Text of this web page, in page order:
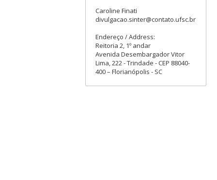
Caroline Finati
divulgacao.sinter@contato.ufsc.br
Endereço / Address:
Reitoria 2, 1º andar
Avenida Desembargador Vitor
Lima, 222 - Trindade - CEP 88040-
400 – Florianópolis - SC